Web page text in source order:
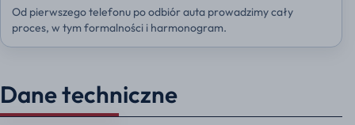
Od pierwszego telefonu po odbiór auta prowadzimy cały
proces, w tym formalności i harmonogram.
Dane techniczne